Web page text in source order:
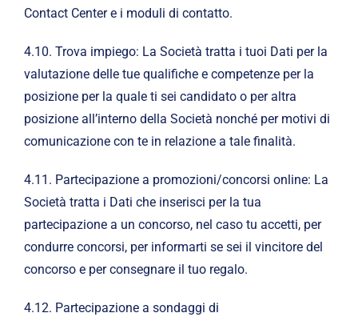
Contact Center e i moduli di contatto.
4.10. Trova impiego: La Società tratta i tuoi Dati per la
valutazione delle tue qualifiche e competenze per la
posizione per la quale ti sei candidato o per altra
posizione all’interno della Società nonché per motivi di
comunicazione con te in relazione a tale finalità.
4.11. Partecipazione a promozioni/concorsi online: La
Società tratta i Dati che inserisci per la tua
partecipazione a un concorso, nel caso tu accetti, per
condurre concorsi, per informarti se sei il vincitore del
concorso e per consegnare il tuo regalo.
4.12. Partecipazione a sondaggi di